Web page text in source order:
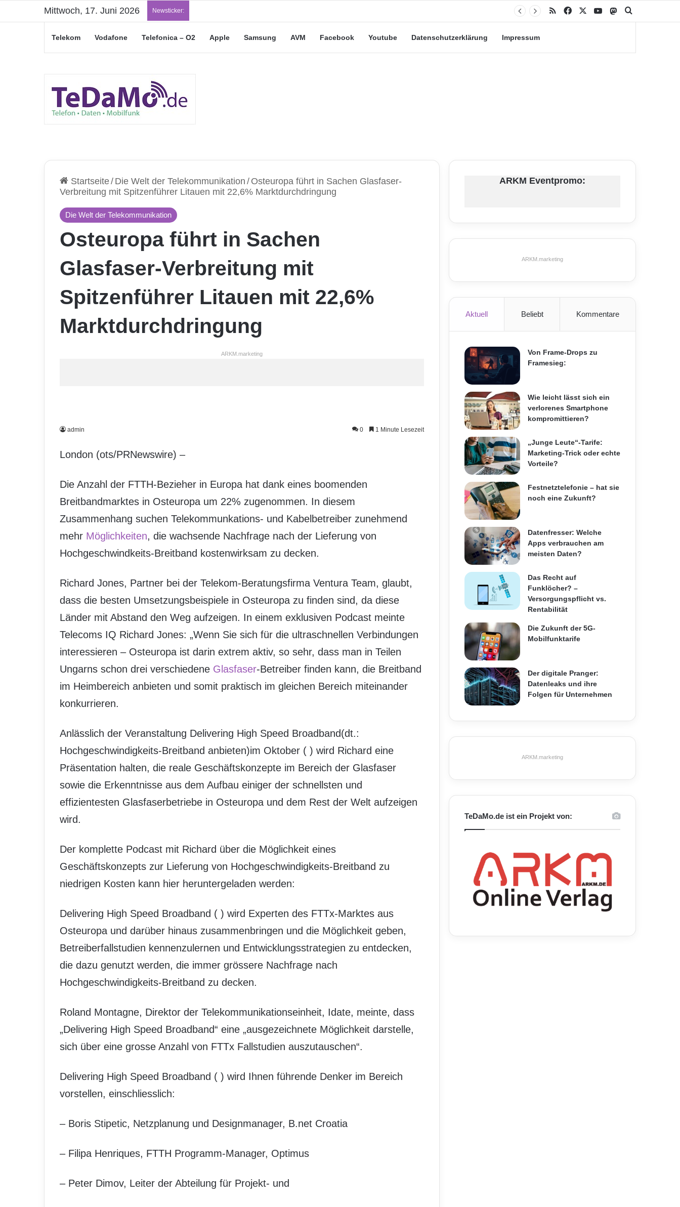
Mittwoch, 17. Juni 2026 Newsticker: RSS Facebook YouTubeMastodon
Telekom Vodafone Telefonica – O2 Apple Samsung AVM Facebook Youtube Datenschutzerklärung Impressum
Startseite/ Die Welt der Telekommunikation / Osteuropa führt in Sachen Glasfaser-
Verbreitung mit Spitzenführer Litauen mit 22,6% Marktdurchdringung
Die Welt der Telekommunikation
Osteuropa führt in Sachen
Glasfaser-Verbreitung mit
Spitzenführer Litauen mit 22,6%
Marktdurchdringung
ARKM.marketing
admin 0 1 Minute Lesezeit
London (ots/PRNewswire) –
Die Anzahl der FTTH-Bezieher in Europa hat dank eines boomenden
Breitbandmarktes in Osteuropa um 22% zugenommen. In diesem
Zusammenhang suchen Telekommunkations- und Kabelbetreiber zunehmend
mehr Möglichkeiten, die wachsende Nachfrage nach der Lieferung von
Hochgeschwindkeits-Breitband kostenwirksam zu decken.
Richard Jones, Partner bei der Telekom-Beratungsfirma Ventura Team, glaubt,
dass die besten Umsetzungsbeispiele in Osteuropa zu finden sind, da diese
Länder mit Abstand den Weg aufzeigen. In einem exklusiven Podcast meinte
Telecoms IQ Richard Jones: „Wenn Sie sich für die ultraschnellen Verbindungen
interessieren – Osteuropa ist darin extrem aktiv, so sehr, dass man in Teilen
Ungarns schon drei verschiedene Glasfaser-Betreiber finden kann, die Breitband
im Heimbereich anbieten und somit praktisch im gleichen Bereich miteinander
konkurrieren.
Anlässlich der Veranstaltung Delivering High Speed Broadband(dt.:
Hochgeschwindigkeits-Breitband anbieten)im Oktober ( ) wird Richard eine
Präsentation halten, die reale Geschäftskonzepte im Bereich der Glasfaser
sowie die Erkenntnisse aus dem Aufbau einiger der schnellsten und
effizientesten Glasfaserbetriebe in Osteuropa und dem Rest der Welt aufzeigen
wird.
Der komplette Podcast mit Richard über die Möglichkeit eines
Geschäftskonzepts zur Lieferung von Hochgeschwindigkeits-Breitband zu
niedrigen Kosten kann hier heruntergeladen werden:
Delivering High Speed Broadband ( ) wird Experten des FTTx-Marktes aus
Osteuropa und darüber hinaus zusammenbringen und die Möglichkeit geben,
Betreiberfallstudien kennenzulernen und Entwicklungsstrategien zu entdecken,
die dazu genutzt werden, die immer grössere Nachfrage nach
Hochgeschwindigkeits-Breitband zu decken.
Roland Montagne, Direktor der Telekommunikationseinheit, Idate, meinte, dass
„Delivering High Speed Broadband“ eine „ausgezeichnete Möglichkeit darstelle,
sich über eine grosse Anzahl von FTTx Fallstudien auszutauschen“.
Delivering High Speed Broadband ( ) wird Ihnen führende Denker im Bereich
vorstellen, einschliesslich:
– Boris Stipetic, Netzplanung und Designmanager, B.net Croatia
– Filipa Henriques, FTTH Programm-Manager, Optimus
– Peter Dimov, Leiter der Abteilung für Projekt- und
ARKM Eventpromo:
ARKM.marketing
Aktuell Beliebt Kommentare
Von Frame-Drops zu
Framesieg:
Wie leicht lässt sich ein
verlorenes Smartphone
kompromittieren?
„Junge Leute“-Tarife:
Marketing-Trick oder echte
Vorteile?
Festnetztelefonie – hat sie
noch eine Zukunft?
Datenfresser: Welche
Apps verbrauchen am
meisten Daten?
Das Recht auf
Funklöcher? –
Versorgungspflicht vs.
Rentabilität
Die Zukunft der 5G-
Mobilfunktarife
Der digitale Pranger:
Datenleaks und ihre
Folgen für Unternehmen
ARKM.marketing
TeDaMo.de ist ein Projekt von: